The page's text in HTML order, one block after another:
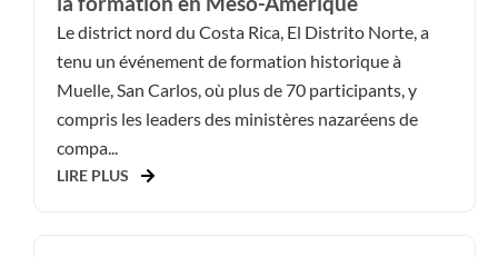
Le district nord du Costa Rica, El Distrito Norte, a
tenu un événement de formation historique à
Muelle, San Carlos, où plus de 70 participants, y
compris les leaders des ministères nazaréens de
compa...
LIRE PLUS